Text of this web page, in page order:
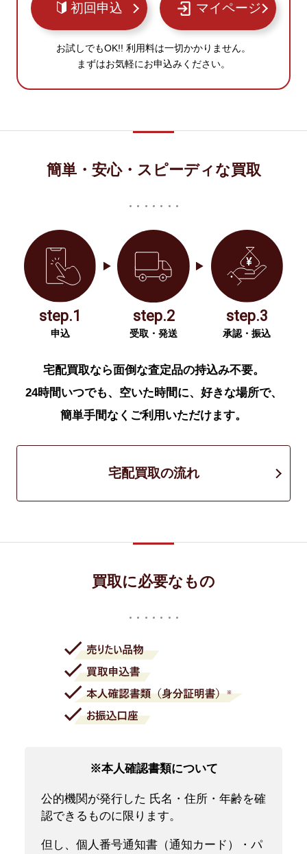
初回申込 マイページ
お試しでもOK!! 利用料は一切かかりません。
まずはお気軽にお申込みください。
簡単・安心・スピーディな買取
step.1
申込
step.2
受取・発送
step.3
承認・振込
宅配買取なら面倒な査定品の持込み不要。
24時間いつでも、空いた時間に、好きな場所で、
簡単手間なくご利用いただけます。
宅配買取の流れ
買取に必要なもの
※本人確認書類について
公的機関が発行した 氏名・住所・年齢を確
認できるものに限ります。
但し、個人番号通知書（通知カード）・パ